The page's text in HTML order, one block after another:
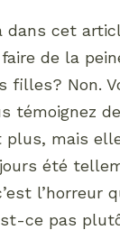
dans cet
de la
filles? Non.
témoignez
plus, mais
été
l’horreur
ce pas